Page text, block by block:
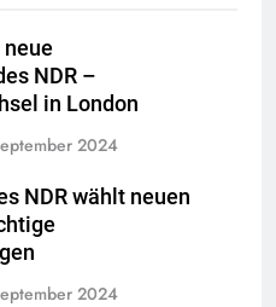
NDR –
in London
2024
NDR wählt neuen
2024